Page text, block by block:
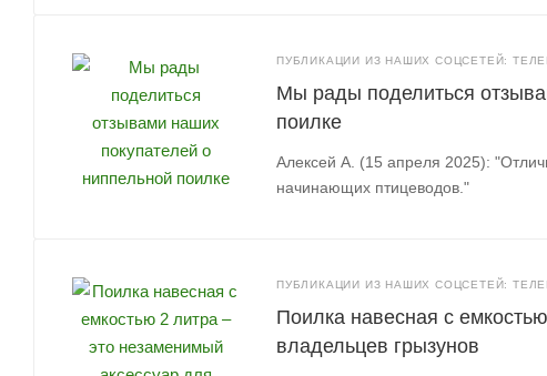
ПУБЛИКАЦИИ ИЗ НАШИХ СОЦСЕТЕЙ:
Мы рады поделиться
поилке
Алексей А. (15 апреля 2025):
начинающих птицеводов."
ПУБЛИКАЦИИ ИЗ НАШИХ СОЦСЕТЕЙ:
Поилка навесная с
владельцев грызунов